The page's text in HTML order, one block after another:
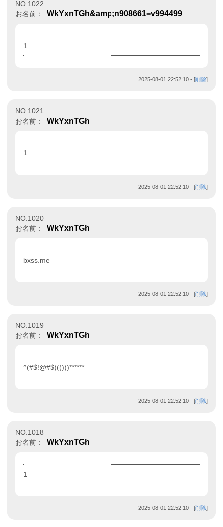
NO.1022
お名前：
WkYxnTGh&amp;n908661=v994499
1
2025-08-01 22:52:10 - [削除]
NO.1021
お名前：
WkYxnTGh
1
2025-08-01 22:52:10 - [削除]
NO.1020
お名前：
WkYxnTGh
bxss.me
2025-08-01 22:52:10 - [削除]
NO.1019
お名前：
WkYxnTGh
^(#$!@#$)(()))******
2025-08-01 22:52:10 - [削除]
NO.1018
お名前：
WkYxnTGh
1
2025-08-01 22:52:10 - [削除]